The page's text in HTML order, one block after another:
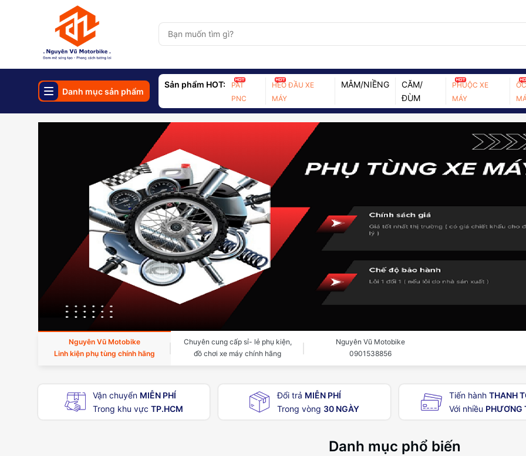
Danh mục sản phẩm
Sản phẩm HOT:
PAT
PNC
HEO ĐẦU XE
MÁY
MÂM/NIỀNG
CĂM/
ĐÙM
PHUỘC XE
MÁY
Nguyên Vũ Motobike
Linh kiện phụ tùng chính hãng
Chuyên cung cấp sỉ- lẻ phụ kiện,
đồ chơi xe máy chính hãng
Nguyên Vũ Motobike
0901538856
Vận chuyển MIỄN PHÍ
Trong khu vực TP.HCM
Đổi trả MIỄN PHÍ
Trong vòng 30 NGÀY
Tiến hànhTHANH
Với nhiều PHƯƠNG
Danh mục phổ biến